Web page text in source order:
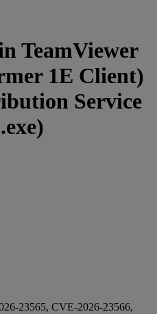
TeamViewer
1E Client)
Service
23565, CVE-2026-23566,